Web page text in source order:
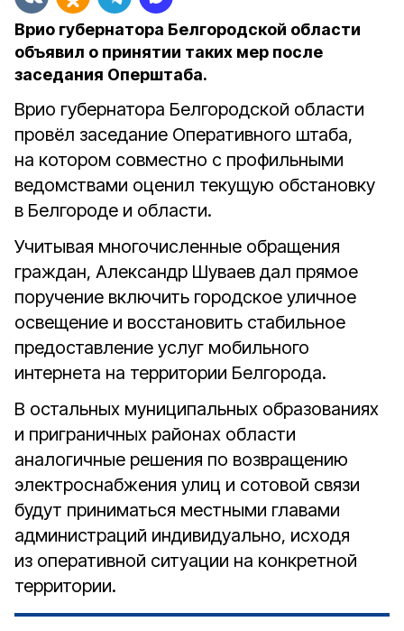
Врио губернатора Белгородской области
объявил о принятии таких мер после
заседания Оперштаба.
Врио губернатора Белгородской области
провёл заседание Оперативного штаба,
на котором совместно с профильными
ведомствами оценил текущую обстановку
в Белгороде и области.
Учитывая многочисленные обращения
граждан, Александр Шуваев дал прямое
поручение включить городское уличное
освещение и восстановить стабильное
предоставление услуг мобильного
интернета на территории Белгорода.
В остальных муниципальных образованиях
и приграничных районах области
аналогичные решения по возвращению
электроснабжения улиц и сотовой связи
будут приниматься местными главами
администраций индивидуально, исходя
из оперативной ситуации на конкретной
территории.